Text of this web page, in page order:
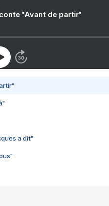
"Avant de partir"
a dit"